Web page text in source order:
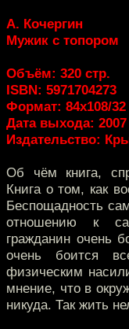
А. Кочергин
Мужик с топором
Объём: 320 стр.
ISBN: 5971704273
Формат: 84х108/32
Дата выхода: 2007
Издательство:
Об чём книга,
Книга о том, как
Беспощадность
отношению к
гражданин очень
очень боится
физическим
мнение, что в
никуда. Так жить